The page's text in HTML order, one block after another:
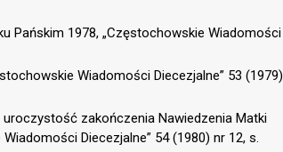
Pańskim 1978, „Częstochowskie Wiadomości
Wiadomości Diecezjalne” 53 (1979)
zakończenia Nawiedzenia Matki
Diecezjalne” 54 (1980) nr 12, s.